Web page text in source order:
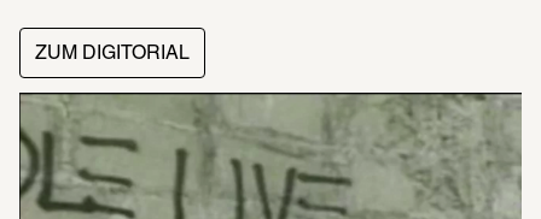
ZUM DIGITORIAL